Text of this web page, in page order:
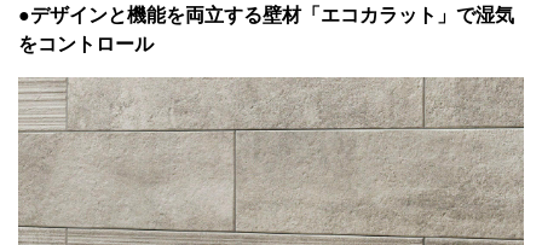
●デザインと機能を両立する壁材「エコカラット」で湿気
をコントロール